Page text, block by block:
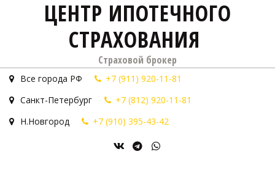
ЦЕНТР ИПОТЕЧНОГО
СТРАХОВАНИЯ
Страховой брокер
Все города РФ
+7 (911) 920-11-81
Санкт-Петербург
+7 (812) 920-11-81
Н.Новгород
+7 (910) 395-43-42